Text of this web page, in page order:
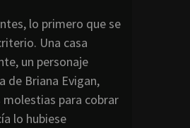
lo primero que se
Una casa
un personaje
de Briana Evigan,
molestias para cobrar
lo hubiese